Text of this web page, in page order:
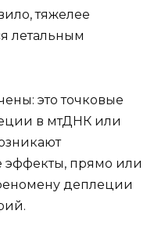
тяжелее
летальным
это точковые
в мтДНК или
прямо или
деплеции